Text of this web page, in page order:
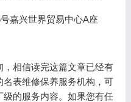
嘉兴世界贸易中心A座
，相信读完这篇文章已经有
表维修保养服务机构，可
级的服务内容。如果您有任